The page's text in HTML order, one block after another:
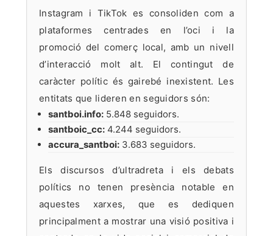
Instagram i TikTok es consoliden com a
plataformes centrades en l’oci i la
promoció del comerç local, amb un nivell
d’interacció molt alt. El contingut de
caràcter polític és gairebé inexistent. Les
entitats que lideren en seguidors són:
santboi.info: 5.848 seguidors.
santboic_cc: 4.244 seguidors.
accura_santboi: 3.683 seguidors.
Els discursos d’ultradreta i els debats
polítics no tenen presència notable en
aquestes xarxes, que es dediquen
principalment a mostrar una visió positiva i